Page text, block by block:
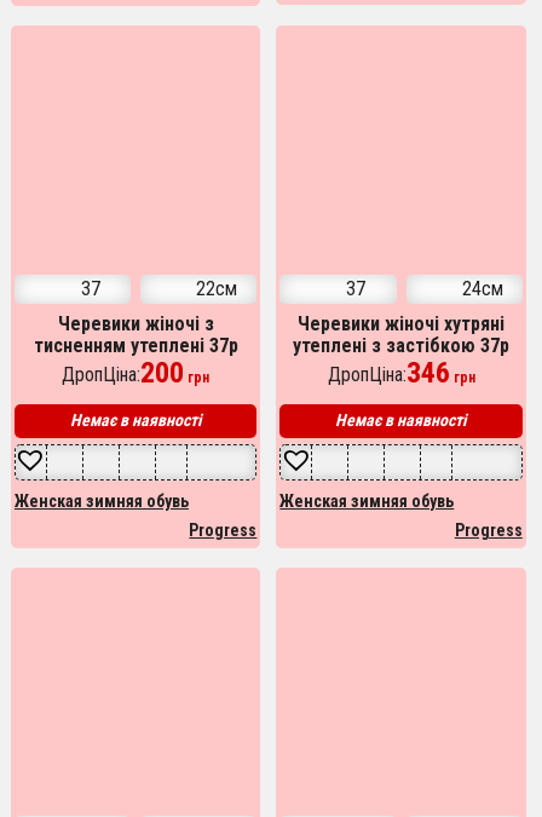
37
22см
Черевики жіночі з
тисненням утеплені 37р
22см, Домашні тапочки для
жінок, Уги для дому
ДропЦіна:200 грн
Немає в наявності
Женская зимняя обувь
Progress
37
24см
Черевики жіночі хутряні
утеплені з застібкою 37р
24см, Бабусі жіночі
домашні, Тапочки з хутром
ДропЦіна:346 грн
Немає в наявності
Женская зимняя обувь
Progress